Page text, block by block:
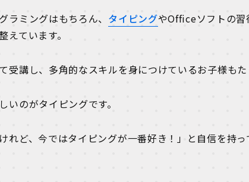
ラミングはもちろん、 タイピングやOfficeソフトの習
えています。
受講し、多角的なスキルを身につけているお子様もた
いのがタイピングです。
れど、今ではタイピングが一番好き！」と自信を持